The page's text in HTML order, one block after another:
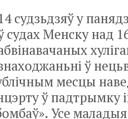
судзьдзяў у
судах Менску над
ў
месцы
ў падтрымку
Усе